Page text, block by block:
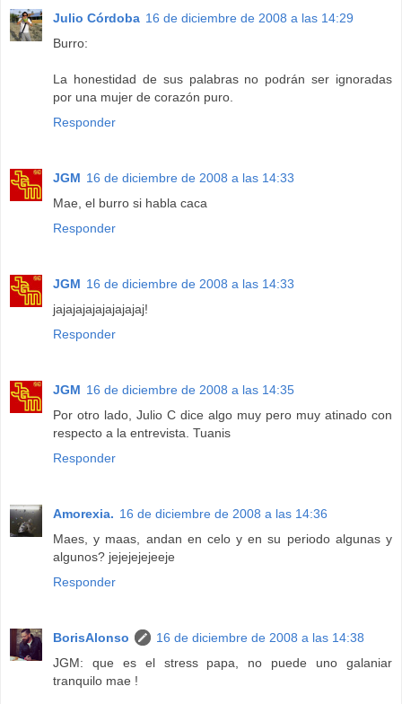
Julio Córdoba 16 de diciembre de 2008 a las 14:29
Burro:
La honestidad de sus palabras no podrán ser ignoradas
por una mujer de corazón puro.
Responder
JGM 16 de diciembre de 2008 a las 14:33
Mae, el burro si habla caca
Responder
JGM 16 de diciembre de 2008 a las 14:33
jajajajajajajajajaj!
Responder
JGM 16 de diciembre de 2008 a las 14:35
Por otro lado, Julio C dice algo muy pero muy atinado con
respecto a la entrevista. Tuanis
Responder
Amorexia. 16 de diciembre de 2008 a las 14:36
Maes, y maas, andan en celo y en su periodo algunas y
algunos? jejejejejeeje
Responder
BorisAlonso
16 de diciembre de 2008 a las 14:38
JGM: que es el stress papa, no puede uno galaniar
tranquilo mae !